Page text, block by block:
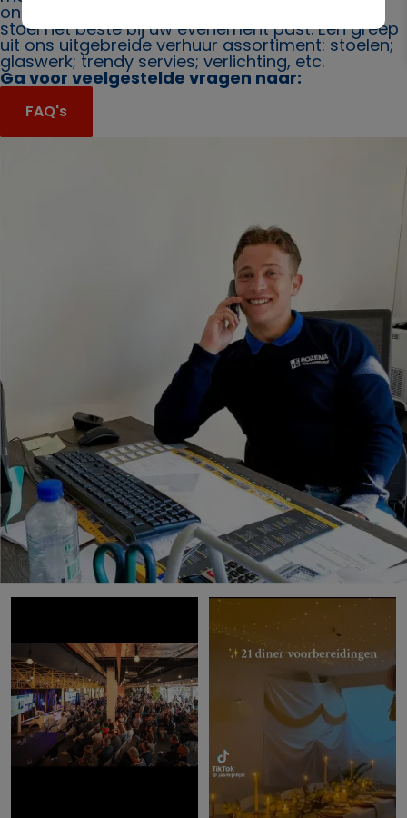
ons. Ook bieden wij u graag advies over welke
stoel het beste bij uw evenement past. Een greep
uit ons uitgebreide verhuur assortiment: stoelen;
glaswerk; trendy servies; verlichting, etc.
Ga voor veelgestelde vragen naar:
FAQ's